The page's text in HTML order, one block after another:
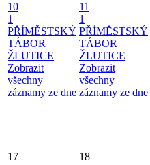
10
1
PŘÍMĚSTSKÝ
TÁBOR
ŽLUTICE
Zobrazit
všechny
záznamy ze dne
11
1
PŘÍMĚSTSKÝ
TÁBOR
ŽLUTICE
Zobrazit
všechny
záznamy ze dne
17 18